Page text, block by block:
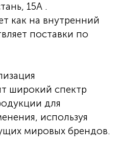
15А .
как на внутренний
поставки по
широкий спектр
для
используя
мировых брендов.